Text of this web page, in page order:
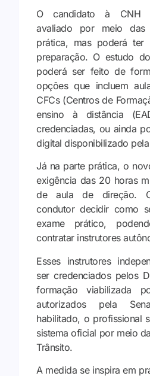
O candidato à CNH
avaliado por meio
prática, mas poderá ter
preparação. O estudo
poderá ser feito de
opções que incluem
CFCs (Centros de
ensino à distância
credenciadas, ou ainda
digital disponibilizado
Já na parte prática, o
exigência das 20 horas
de aula de direção.
condutor decidir como
exame prático,
contratar instrutores
Esses instrutores
ser credenciados pelos
formação viabilizada
autorizados pela
habilitado, o profissional
sistema oficial por meio
Trânsito.
A medida se inspira em